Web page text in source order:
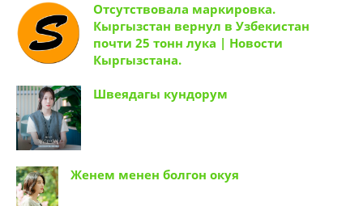
Отсутствовала маркировка.
Кыргызстан вернул в Узбекистан
почти 25 тонн лука | Новости
Кыргызстана.
Швеядагы кундорум
Женем менен болгон окуя